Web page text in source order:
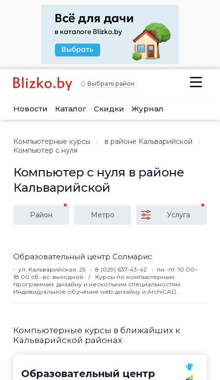
Выбрать район
Новости Каталог Скидки Журнал
Компьютерные курсы
в районе Кальварийской
Компьютер с нуля
Компьютер с нуля в районе
Кальварийской
Район Метро Услуга
Образовательный центр Солмарис
ул. Кальварийская, 25 8 (029) 637-43-42
пн.-пт.:10:00–
18:00 сб.-вс.:выходной
Курсы по компьютерным
программам, дизайну и нескольким специальностям.
Индивидуальное обучение web-дизайну и ArchiCAD.
Компьютерные курсы в ближайших к
Кальварийской районах
Образовательный центр